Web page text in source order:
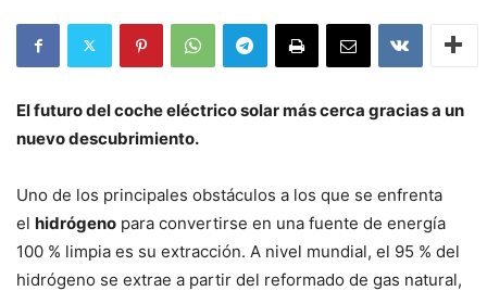
El futuro del coche eléctrico solar más cerca gracias a un
nuevo descubrimiento.
Uno de los principales obstáculos a los que se enfrenta
el hidrógeno para convertirse en una fuente de energía
100 % limpia es su extracción. A nivel mundial, el 95 % del
hidrógeno se extrae a partir del reformado de gas natural,